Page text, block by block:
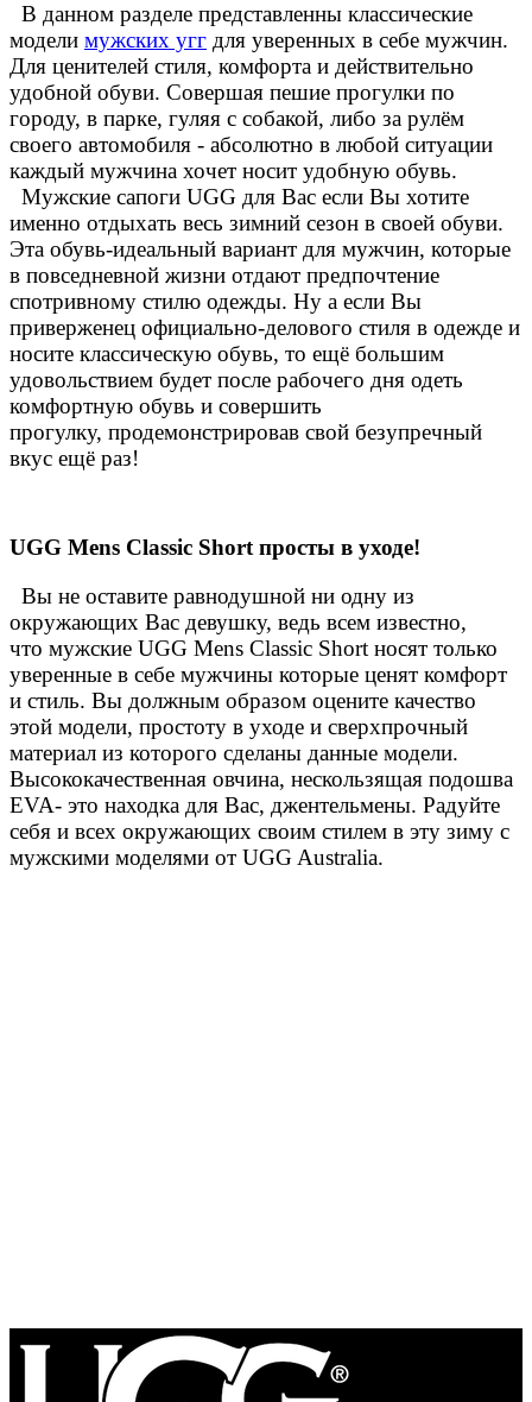
В данном разделе представленны классические
модели мужских угг для уверенных в себе мужчин.
Для ценителей стиля, комфорта и действительно
удобной обуви. Совершая пешие прогулки по
городу, в парке, гуляя с собакой, либо за рулём
своего автомобиля - абсолютно в любой ситуации
каждый мужчина хочет носит удобную обувь.
Мужские сапоги UGG для Вас если Вы хотите
именно отдыхать весь зимний сезон в своей обуви.
Эта обувь-идеальный вариант для мужчин, которые
в повседневной жизни отдают предпочтение
спотривному стилю одежды. Ну а если Вы
приверженец официально-делового стиля в одежде и
носите классическую обувь, то ещё большим
удовольствием будет после рабочего дня одеть
комфортную обувь и совершить
прогулку, продемонстрировав свой безупречный
вкус ещё раз!
UGG Mens Classic Short просты в уходе!
Вы не оставите равнодушной ни одну из
окружающих Вас девушку, ведь всем известно,
что мужские UGG Mens Classic Short носят только
уверенные в себе мужчины которые ценят комфорт
и стиль. Вы должным образом оцените качество
этой модели, простоту в уходе и сверхпрочный
материал из которого сделаны данные модели.
Высококачественная овчина, нескользящая подошва
EVA- это находка для Вас, джентельмены. Радуйте
себя и всех окружающих своим стилем в эту зиму с
мужскими моделями от UGG Australia.